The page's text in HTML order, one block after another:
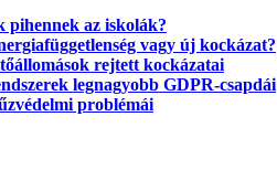
pihennek az iskolák?
vagy új kockázat?
rejtett kockázatai
legnagyobb GDPR-csapdái
problémái